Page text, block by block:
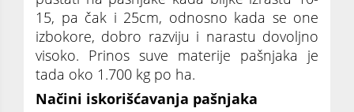
15, pa čak i 25cm, odnosno kada se one
izbokore, dobro razviju i narastu dovoljno
visoko. Prinos suve materije pašnjaka je
tada oko 1.700 kg po ha.
Načini iskorišćavanja pašnjaka